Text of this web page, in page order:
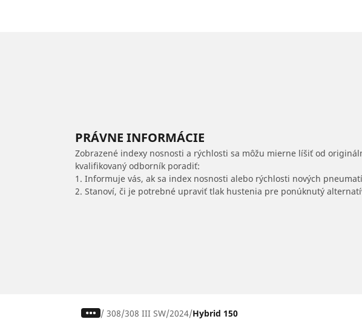
PRÁVNE INFORMÁCIE
Zobrazené indexy nosnosti a rýchlosti sa môžu mierne líšiť od
kvalifikovaný odborník poradiť:
1. Informuje vás, ak sa index nosnosti alebo rýchlosti nových
2. Stanoví, či je potrebné upraviť tlak hustenia pre ponúknutý
/ 308 308 III SW 2024 Hybrid 150